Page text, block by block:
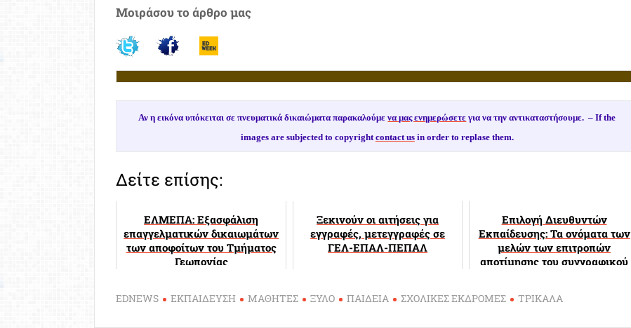
Μοιράσου το άρθρο μας
Αν η εικόνα υπόκειται σε πνευματικά δικαιώματα παρακαλούμενα μας ενημερώσετε για να την αντικαταστήσουμε. –If the
images are subjected to copyrightcontact usin order to replase them.
Δείτε επίσης:
ΕΛΜΕΠΑ: Εξασφάλιση
επαγγελματικών δικαιωμάτων
των αποφοίτων του Τμήματος
Γεωπονίας
Ξεκινούν οι αιτήσεις για
εγγραφές, μετεγγραφές σε
ΓΕΛ-ΕΠΑΛ-ΠΕΠΑΛ
Επιλογή Διευθυντών
Εκπαίδευσης: Τα ονόματα των
μελών των επιτροπών
αποτίμησης του συγγραφικού
EDNEWS ΕΚΠΑΙΔΕΥΣΗ ΜΑΘΗΤΕΣ ΞΥΛΟ ΠΑΙΔΕΙΑ ΣΧΟΛΙΚΕΣ ΕΚΔΡΟΜΕΣ ΤΡΙΚΑΛΑ